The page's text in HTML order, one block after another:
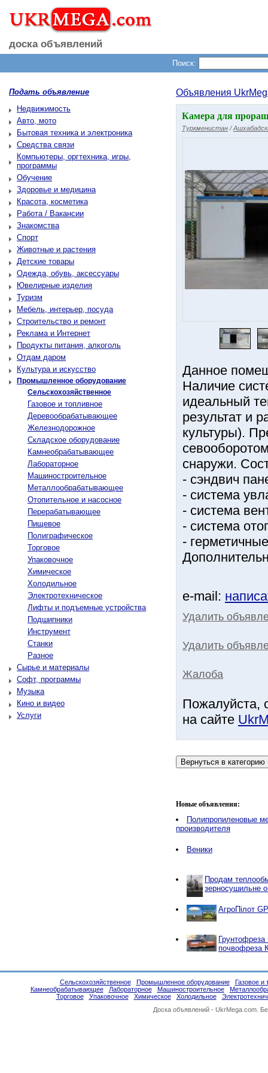
доска объявлений
Поиск:
Подать объявление
Недвижимость
Авто, мото
Бытовая техника и электроника
Средства связи
Компьютеры, оргтехника, игры,
программы
Обучение
Здоровье и медицина
Красота, косметика
Работа / Вакансии
Знакомства
Спорт
Животные и растения
Детские товары
Одежда, обувь, аксессуары
Ювелирные изделия
Туризм
Мебель, интерьер, посуда
Строительство и ремонт
Реклама и Интернет
Продукты питания, алкоголь
Отдам даром
Культура и искусство
Промышленное оборудование
Сельскохозяйственное
Газовое и топливное
Деревообрабатывающее
Железнодорожное
Складское оборудование
Камнеобрабатывающее
Лабораторное
Машиностроительное
Металлообрабатывающее
Отопительное и насосное
Перерабатывающее
Пищевое
Полиграфическое
Торговое
Упаковочное
Химическое
Холодильное
Электротехническое
Лифты и подъемные устройства
Подшипники
Инструмент
Станки
Разное
Сырье и материалы
Софт, программы
Музыка
Кино и видео
Услуги
Объявления
Камера для
Туркменистан /
Данное
Наличие
идеальный
результат и
культуры).
снаружи.
- сэндвич
- система
- система
- система
-
e-mail:
Удалить
Удалить
Жалоба
Пожалуйста,
на сайте
Новые объявления:
Полипропиленовые
производителя
Веники
Продам
зерносушильне
АгроПілот
почвофреза
Сельскохозяйственное Промышленное оборудование
Газовое и
Камнеобрабатывающее
Лабораторное Машиностроительное
Торговое
Упаковочное Химическое Холодильное
Доска объявлений - UkrMega.com.